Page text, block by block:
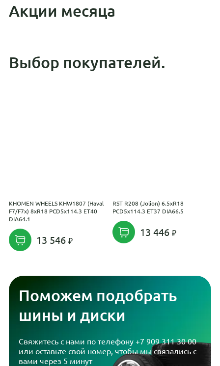
Акции месяца
Выбор покупателей.
KHOMEN WHEELS KHW1807 (Haval
F7/F7x) 8xR18 PCD5x114.3 ET40
DIA64.1
13 546
RST R208 (Jolion) 6.5xR18
PCD5x114.3 ET37 DIA66.5
13 446
Поможем подобрать
шины и диски
Свяжитесь с нами по телефону +7 909 311 30 00
или оставьте свой номер, чтобы мы связались с
вами через 5 минут